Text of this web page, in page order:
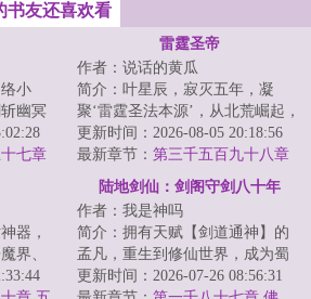
书友还喜欢看
小
幽冥
修罗
七章
雷霆圣帝
作者：说话的黄瓜
简介：叶星辰，寂灭五年，凝
聚‘雷霆圣法本源’，从北荒崛起，
探寻身世谜，沐浴天骄血，夺诸
天造化，斩因...
更新时间：2026-08-05 20:18:56
最新章节： 第三千五百九十八章
无敌怪物
器，
界、
界，
陆地剑仙：剑阁守剑八十年
作者：我是神吗
简介：拥有天赋【剑道通神】的
孟凡，重生到修仙世界，成为蜀
山剑派的剑阁守剑人。触摸到“七
更新时间：2026-07-26 08:56:31